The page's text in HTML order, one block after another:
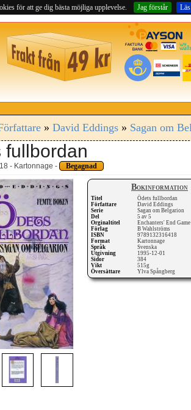
för att ge dig bästa möjliga upplevelse. Jag förstår
» David Eddings» Sagan om
fullbordan
- Kartonnage - Begagnad
Bokinformation
Titel
Ödets fullbordan
Författare
David Eddings
Serie
Sagan om Belgarion
Del
5 av 5
Orginaltitel
Enchanters' End Game
Förlag
B Wahlströms
ISBN
9789132316418
Format
Kartonnage
Språk
Svenska
Utgivning
1995-12-01
Sidor
384
Vikt
515g
Översättare
Ylva Spångberg